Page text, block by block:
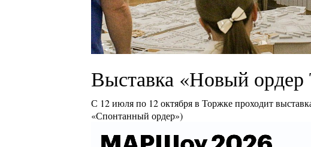
Выставка «Новый ордер
С 12 июля по 12 октября в Торжке проходит
«Спонтанный ордер»)